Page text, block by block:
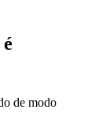
de modo